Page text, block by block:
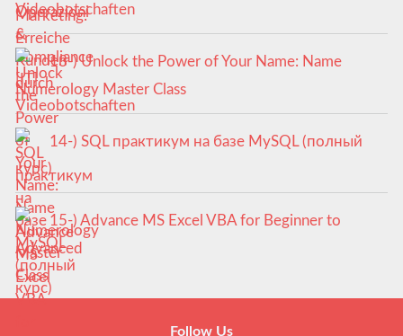
Videobotschaften
13-) Unlock the Power of Your Name: Name
Numerology Master Class
14-) SQL практикум на базе MySQL (полный
курс)
15-) Advance MS Excel VBA for Beginner to
Advanced
Follow Us